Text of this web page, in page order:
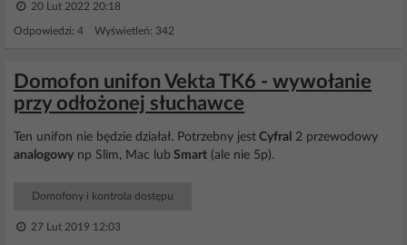
20 Lut 2022 20:18
Odpowiedzi: 4 Wyświetleń: 342
Domofon unifon Vekta TK6 - wywołanie
przy odłożonej słuchawce
Ten unifon nie będzie działał. Potrzebny jest Cyfral 2 przewodowy
analogowy np Slim, Mac lub Smart (ale nie 5p).
Domofony i kontrola dostępu
27 Lut 2019 12:03